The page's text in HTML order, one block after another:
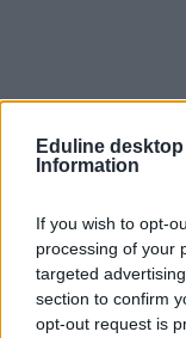
Eduline desktop
Information
If you wish to opt-
processing of your
targeted
section to confirm
opt-out request is